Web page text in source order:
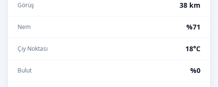
Görüş 38 km
Nem %71
Çiy Noktası 18°C
Bulut %0